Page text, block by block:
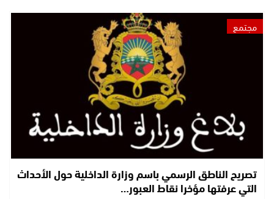
مجتمع
تصريح الناطق الرسمي باسم وزارة الداخلية حول الأحداث
التي عرفتها مؤخرا نقاط العبور…